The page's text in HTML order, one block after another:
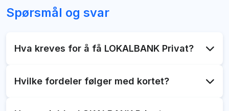
Spørsmål og svar
Hva kreves for å få LOKALBANK Privat?
kortet. Aldersgrensen for å få kortet er 18 år og du
Hvilke fordeler følger med kortet?